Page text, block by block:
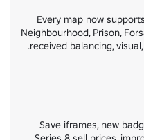
Every map now
Neighbourhood, Prison,
Save iframes, new